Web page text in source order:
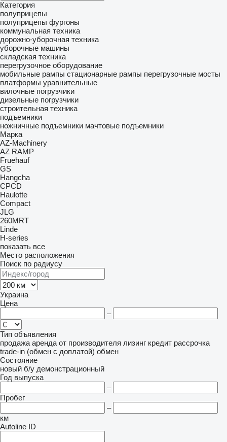
Категория
полуприцепы
полуприцепы фургоны
коммунальная техника
дорожно-уборочная техника
уборочные машины
складская техника
перегрузочное оборудование
мобильные рампы стационарные рампы перегрузочные мосты
платформы уравнительные
вилочные погрузчики
дизельные погрузчики
строительная техника
подъемники
ножничные подъемники мачтовые подъемники
Марка
AZ-Machinery
AZ RAMP
Fruehauf
GS
Hangcha
CPCD
Haulotte
Compact
JLG
260MRT
Linde
H-series
показать все
Место расположения
Поиск по радиусу
Украина
Цена
–
Тип объявления
продажа аренда от производителя лизинг кредит рассрочка
trade-in (обмен с доплатой) обмен
Состояние
новый б/у демонстрационный
Год выпуска
–
Пробег
–
км
Autoline ID